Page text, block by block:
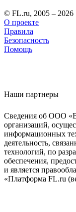
© FL.ru, 2005 – 2026
О проекте
Правила
Безопасность
Помощь
Наши партнеры
Сведения об ООО
организаций,
информационных
деятельность,
технологий, по
обеспечения,
и является
«Платформа FL.ru